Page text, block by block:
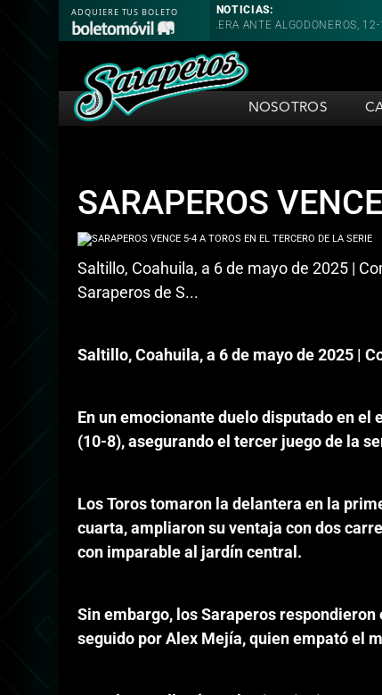
NOTICIAS:
CARTELERA ANTE ALGODONEROS, 12-10 Y 2-1
SARAPEROS
NOSOTROS
SARAPEROS
Saltillo, Coahuila, a 6 de mayo de 2025 |
Saraperos de S...
Saltillo, Coahuila, a 6 de mayo de 2025 |
En un emocionante duelo disputado en
(10-8), asegurando el tercer juego de la
Los Toros tomaron la delantera en la
cuarta, ampliaron su ventaja con dos
con imparable al jardín central.
Sin embargo, los Saraperos
seguido por Alex Mejía, quien empató el